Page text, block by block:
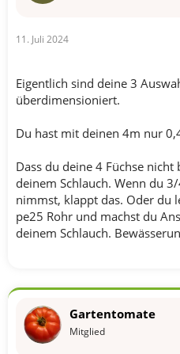
11. Juli 2024
Eigentlich sind deine 3
überdimensioniert.
Du hast mit deinen 4m nur
Dass du deine 4 Füchse
deinem Schlauch. Wenn du 3/
nimmst, klappt das. Oder du
pe25 Rohr und machst du
deinem Schlauch.
Gartentomate
Mitglied